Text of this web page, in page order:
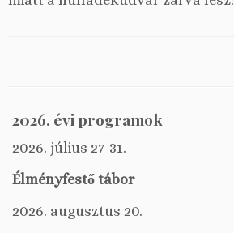
2026. évi programok
2026. július 27-31.
Élményfestő tábor
2026. augusztus 20.